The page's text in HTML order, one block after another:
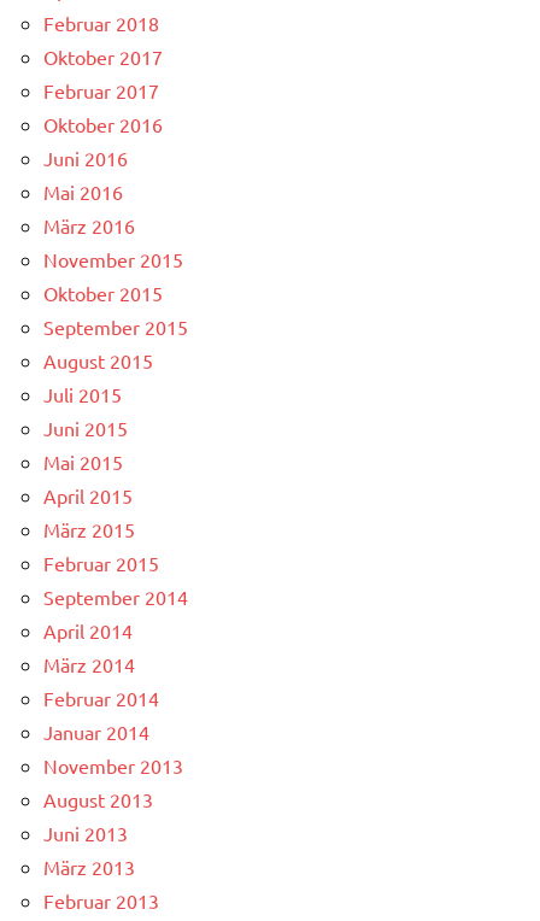
Februar 2018
Oktober 2017
Februar 2017
Oktober 2016
Juni 2016
Mai 2016
März 2016
November 2015
Oktober 2015
September 2015
August 2015
Juli 2015
Juni 2015
Mai 2015
April 2015
März 2015
Februar 2015
September 2014
April 2014
März 2014
Februar 2014
Januar 2014
November 2013
August 2013
Juni 2013
März 2013
Februar 2013